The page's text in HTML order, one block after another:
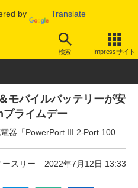
by Translate
検索 Impressサイト
モバイルバッテリーが安
ライムデー
器「PowerPort III 2-Port 100
ースリー 2022年7月12日 13:33